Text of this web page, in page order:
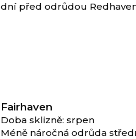
dní před odrůdou
Fairhaven
Doba sklizně: srpen
Méně náročná odrůda